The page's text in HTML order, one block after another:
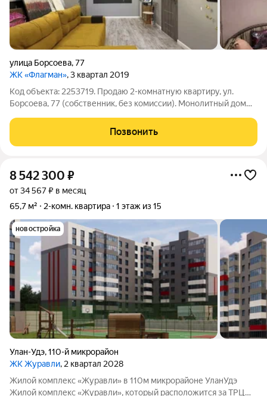
улица Борсоева,77
ЖК «Флагман», 3 квартал 2019
Код объекта: 2253719. Продаю 2-комнатную квартиру, ул.
Борсоева, 77 (собственник, без комиссии). Монолитный дом
комнаты изолированы. Есть балкон, окна на улицу. Потолки 2,5
м, ж/б
Позвонить
8 542 300 ₽
от 34 567 ₽ в месяц
65,7 м²
2-комн. квартира 1 этаж из 15
новостройка
Улан-Удэ,110-й микрорайон
ЖК Журавли, 2 квартал 2028
Жилой комплекс «Журавли» в 110м микрорайоне УланУдэ
Жилой комплекс «Журавли», который расположится за ТРЦ